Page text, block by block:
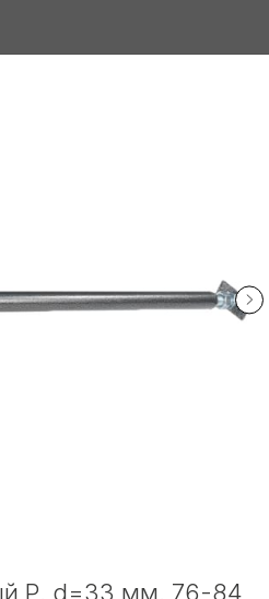
Р, d=33 мм, 76-84